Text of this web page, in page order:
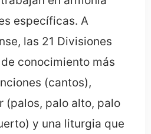
específicas. A
las 21 Divisiones
conocimiento más
(cantos),
(palos, palo alto, palo
y una liturgia que